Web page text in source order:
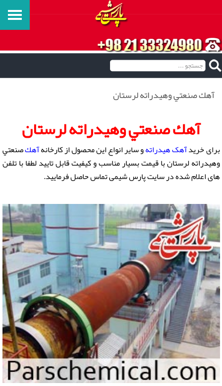
آهك صنعتي وهيدراته لرستان
آهك صنعتي وهيدراته لرستان
برای خریدآهک هیدراتهو سایر انواع این محصول از کارخانهآهكصنعتي
وهيدراته لرستان با قیمت بسیار مناسب و کیفیت قابل تایید لطفا با تلفن
های اعلام شده در سایت پارس شیمی تماس حاصل فرمایید.